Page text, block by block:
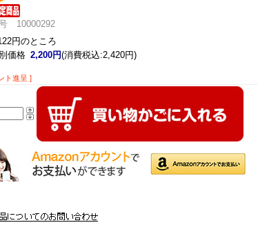
10000292
円のところ
価格 2,200円(消費税込:2,420円)
ト進呈 ]